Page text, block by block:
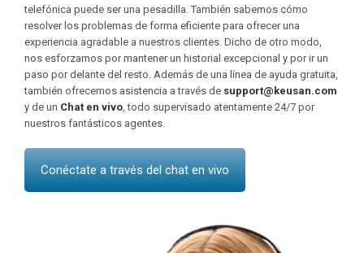
telefónica puede ser una pesadilla. También sabemos cómo
resolver los problemas de forma eficiente para ofrecer una
experiencia agradable a nuestros clientes. Dicho de otro modo,
nos esforzamos por mantener un historial excepcional y por ir un
paso por delante del resto. Además de una línea de ayuda gratuita,
también ofrecemos asistencia a través de support@keusan.com
y de un Chat en vivo, todo supervisado atentamente 24/7 por
nuestros fantásticos agentes.
Conéctate a través del chat en vivo